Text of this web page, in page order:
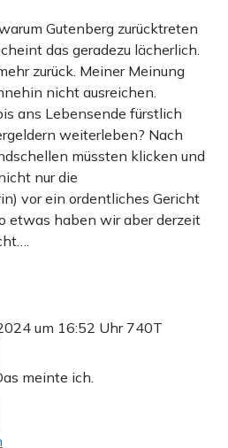
Gutenberg zurücktreten
das geradezu lächerlich.
zurück. Meiner Meinung
nicht ausreichen.
ans Lebensende fürstlich
weiterleben? Nach
müssten klicken und
nur die
vor ein ordentliches Gericht
etwas haben wir aber derzeit
um 16:52 Uhr 740T
meinte ich.